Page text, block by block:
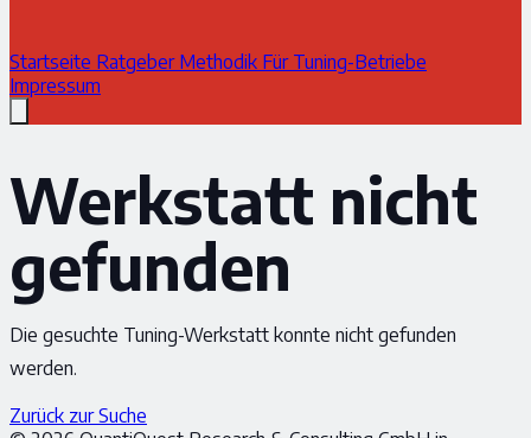
Startseite Ratgeber Methodik Für Tuning-Betriebe
Impressum
Werkstatt nicht
gefunden
Die gesuchte Tuning-Werkstatt konnte nicht gefunden
werden.
Zurück zur Suche